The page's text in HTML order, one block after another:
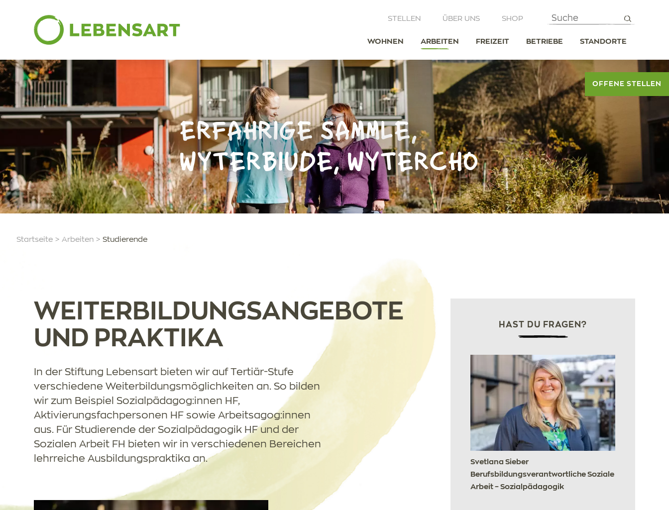
STELLEN ÜBER UNS SHOP
WOHNEN ARBEITEN FREIZEIT BETRIEBE STANDORTE
ERFAHRIGE SAMMLE,
WYTERBIUDE, WYTERCHO
OFFENE STELLEN
Startseite Arbeiten Studierende
WEITERBILDUNGSANGEBOTE
UND PRAKTIKA
In der Stiftung Lebensart bieten wir auf Tertiär-Stufe
verschiedene Weiterbildungsmöglichkeiten an. So bilden
wir zum Beispiel Sozialpädagog:innen HF,
Aktivierungsfachpersonen HF sowie Arbeitsagog:innen
aus. Für Studierende der Sozialpädagogik HF und der
Sozialen Arbeit FH bieten wir in verschiedenen Bereichen
lehrreiche Ausbildungspraktika an.
HAST DU FRAGEN?
Svetlana Sieber
Berufsbildungsverantwortliche Soziale
Arbeit – Sozialpädagogik